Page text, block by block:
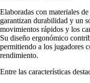
Elaboradas con materiales
garantizan durabilidad y un
movimientos rápidos y los
Su diseño ergonómico
permitiendo a los jugadores
rendimiento.
Entre las características